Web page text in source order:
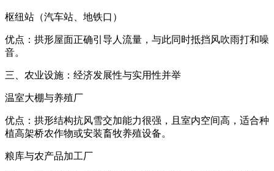
枢纽站（汽车站、地铁口）
优点：拱形屋面正确引导人流量，与此同时抵挡风吹雨打和噪
音。
三、农业设施：经济发展性与实用性并举
温室大棚与养殖厂
优点：拱形结构抗风雪交加能力很强，且室内空间高，适合种
植高架桥农作物或安装畜牧养殖设备。
粮库与农产品加工厂